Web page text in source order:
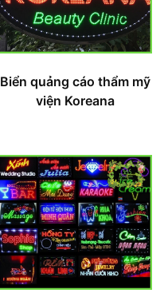
Biển quảng cáo thẩm mỹ
viện Koreana